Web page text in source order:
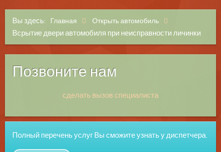
Вы здесь: Главная Открыть автомобиль
Всрытие двери автомобиля при неисправности личинки
Позвоните нам
сделать вызов специалиста
Полный перечень услуг Вы сможите узнать у диспетчера.